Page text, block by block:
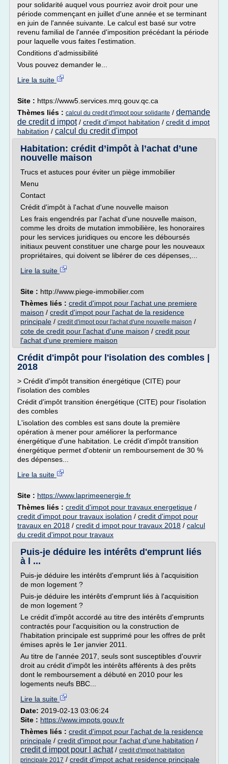
pour solidarité auquel vous pourriez avoir droit pour une
période commençant en juillet d'une année et se terminant
en juin de l'année suivante. Le calcul est basé sur votre
revenu familial de l'année d'imposition précédant la période
pour laquelle vous faites l'estimation.
Conditions d'admissibilité
Vous pouvez demander le...
Lire la suite
Site : https://www5.services.mrq.gouv.qc.ca
Thèmes liés : calcul du credit d'impot pour solidarite / demande
de credit d impot/ credit d'impot habitation / credit d impot
habitation / calcul du credit d'impot
Habitation: crédit d’impôt à l’achat d’une
nouvelle maison
Trucs et astuces pour éviter un piège immobilier
Menu
Contact
Crédit d'impôt à l'achat d'une nouvelle maison
Les frais engendrés par l'achat d'une nouvelle maison,
comme les droits de mutation immobilière, les honoraires
pour les services juridiques ou encore les déboursés
initiaux peuvent constituer une charge pour les nouveaux
propriétaires, qui doivent se libérer de ces dépenses,...
Lire la suite
Site : http://www.piege-immobilier.com
Thèmes liés : credit d'impot pour l'achat une premiere
maison / credit d'impot pour l'achat de la residence
principale / credit d'impot pour l'achat d'une nouvelle maison /
cote de credit pour l'achat d'une maison / credit pour
l'achat d'une premiere maison
Crédit d'impôt pour l'isolation des combles |
2018
> Crédit d'impôt transition énergétique (CITE) pour
l'isolation des combles
Crédit d'impôt transition énergétique (CITE) pour l'isolation
des combles
L'isolation des combles est sans doute la première
opération à mener pour améliorer la performance
énergétique d'une habitation. Le crédit d'impôt transition
énergétique permet d'obtenir un remboursement de 30 %
des dépenses...
Lire la suite
Site : https://www.laprimeenergie.fr
Thèmes liés : credit d'impot pour travaux energetique /
credit d'impot pour travaux isolation / credit d'impot pour
travaux en 2018 / credit d impot pour travaux 2018 / calcul
du credit d'impot pour travaux
Puis-je déduire les intérêts d'emprunt liés
à l ...
Puis-je déduire les intérêts d'emprunt liés à l'acquisition
de mon logement ?
Puis-je déduire les intérêts d'emprunt liés à l'acquisition
de mon logement ?
Le crédit d'impôt accordé au titre des intérêts d'emprunts
contractés pour l'acquisition ou la construction de
l'habitation principale est supprimé pour les offres de prêt
émises après le 1er janvier 2011.
Au titre de l'année 2017, seuls sont susceptibles d'ouvrir
droit au crédit d'impôt les intérêts afférents à des prêts
dont le remboursement a débuté en 2010 pour les
logements neufs BBC...
Lire la suite
Date: 2019-02-13 03:06:24
Site : https://www.impots.gouv.fr
Thèmes liés : credit d'impot pour l'achat de la residence
principale / credit d'impot pour l'achat d'une habitation /
credit d impot pour l achat/ credit d'impot habitation
principale 2017 / credit d'impot achat residence principale